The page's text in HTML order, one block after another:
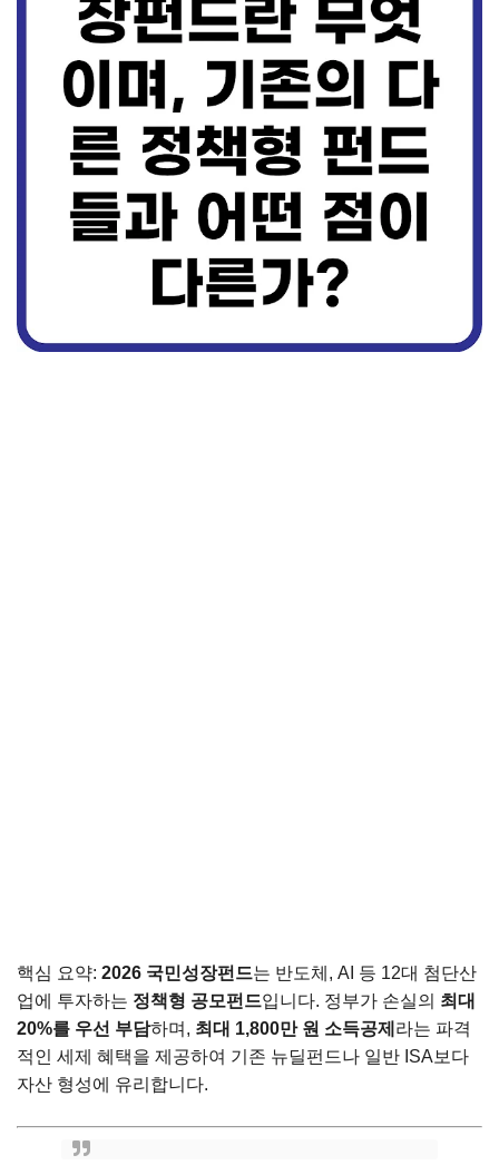
핵심 요약: 2026 국민성장펀드는 반도체, AI 등 12대 첨단산
업에 투자하는 정책형 공모펀드입니다. 정부가 손실의 최대
20%를 우선 부담하며, 최대 1,800만 원 소득공제 라는 파격
적인 세제 혜택을 제공하여 기존 뉴딜펀드나 일반 ISA보다
자산 형성에 유리합니다.